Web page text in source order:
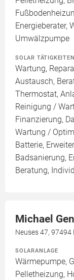
Energieberater,
Umwälzpumpe
SOLAR TÄTIGKEITEN
Wartung,
Austausch,
Thermostat,
Reinigung /
Finanzierung,
Wartung /
Batterie,
Badsanierung,
Beratung,
Michael
Neuses 47,
SOLARANLAGE
Wärmepumpe,
Pelletheizung,